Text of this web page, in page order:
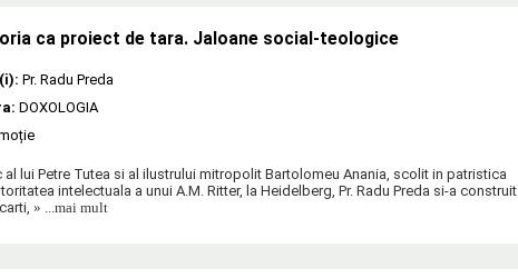
ca proiect de tara. Jaloane social-teologice
Pr. Radu Preda
DOXOLOGIA
al lui Petre Tutea si al ilustrului mitropolit Bartolomeu Anania, scolit in patristica
intelectuala a unui A.M. Ritter, la Heidelberg, Pr. Radu Preda si-a construit
» ...mai mult